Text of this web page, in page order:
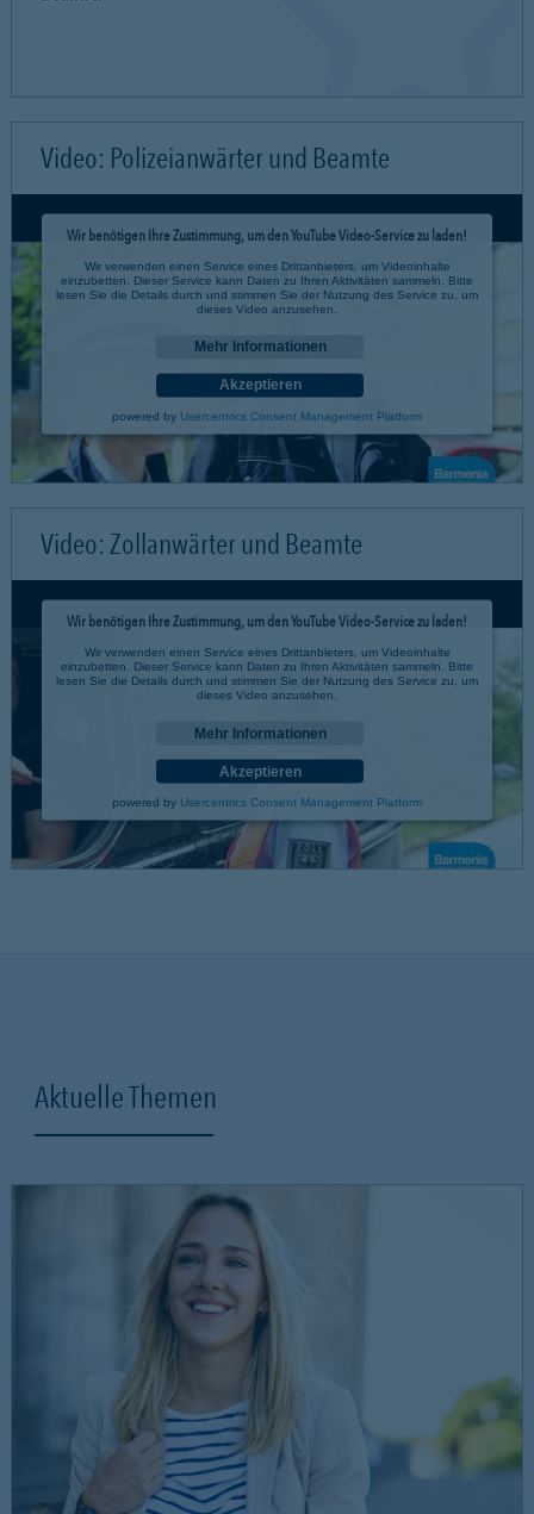
Video: Polizeianwärter und Beamte
Wir benötigen Ihre Zustimmung, um den YouTube Video-Service zu laden!
Wir verwenden einen Service eines Drittanbieters, um Videoinhalte
einzubetten. Dieser Service kann Daten zu Ihren Aktivitäten sammeln. Bitte
lesen Sie die Details durch und stimmen Sie der Nutzung des Service zu, um
dieses Video anzusehen.
Mehr Informationen
Akzeptieren
powered by Usercentrics Consent Management Platform
Video: Zollanwärter und Beamte
Wir benötigen Ihre Zustimmung, um den YouTube Video-Service zu laden!
Wir verwenden einen Service eines Drittanbieters, um Videoinhalte
einzubetten. Dieser Service kann Daten zu Ihren Aktivitäten sammeln. Bitte
lesen Sie die Details durch und stimmen Sie der Nutzung des Service zu, um
dieses Video anzusehen.
Mehr Informationen
Akzeptieren
powered by Usercentrics Consent Management Platform
Aktuelle Themen